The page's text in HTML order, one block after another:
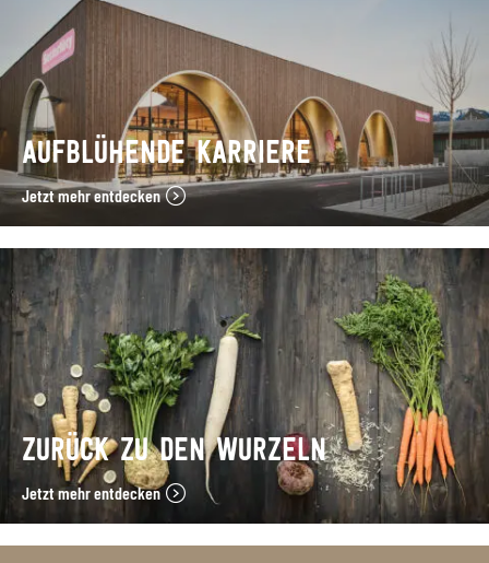
AUFBLÜHENDE KARRIERE
Jetzt mehr entdecken
ZURÜCK ZU DEN WURZELN
Jetzt mehr entdecken